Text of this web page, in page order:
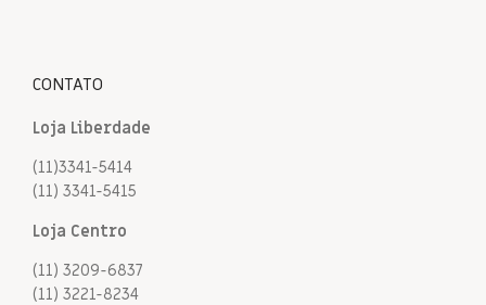
CONTATO
Loja Liberdade
(11)3341-5414
(11) 3341-5415
Loja Centro
(11) 3209-6837
(11) 3221-8234